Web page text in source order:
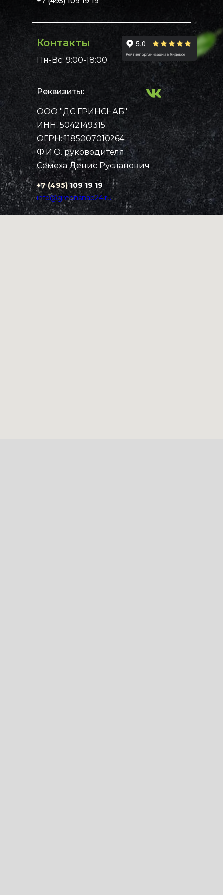
Примеры работ
Рассчитать стоимость
Контакты
Главная
Каталог
Контакты
ООО "ДС ГРИНСНАБ"
ИНН: 5042149315
ОГРН: 1185007010264
Ф.И.О. руководителя:
Семеха Денис Русланович
Пн-Вс: 9:00-18:00
+7 (495)109 19 19
Реквизиты:
info@greensnab24.ru